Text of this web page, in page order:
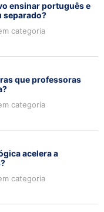
ensinar português e
separado?
categoria
que professoras
categoria
acelera a
categoria